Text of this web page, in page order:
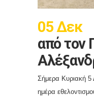
05 Δεκ
από τον
Σήμερα Κυριακή 5
ημέρα